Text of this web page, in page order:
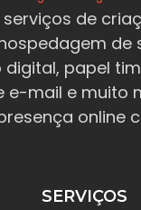
de
de
papel
e-mail e muito
online
SERVIÇOS